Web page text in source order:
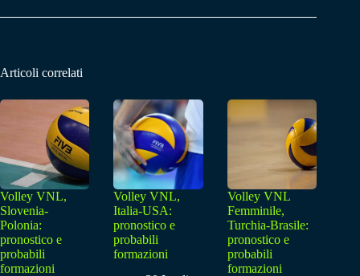
Articoli correlati
Volley VNL,
Slovenia-
Polonia:
pronostico e
probabili
formazioni
Volley VNL,
Italia-USA:
pronostico e
probabili
formazioni
Volley VNL
Femminile,
Turchia-Brasile:
pronostico e
probabili
formazioni